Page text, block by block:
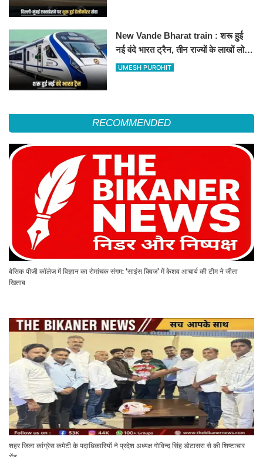
New Vande Bharat train : शरू हुई
नई वंदे भारत ट्रैन, तीन राज्यों के लाखों लोगों
का सफर होगा आसान, देखें पूरा रूटमैप
UMESH PUROHIT
RECOMMENDED
बेसिक पीजी कॉलेज में विज्ञान का रोमांचक संगम: ‘साइंस क्विज’ में केशव आचार्य की टीम ने जीता
खिताब
शहर जिला कांग्रेस कमेटी के पदाधिकारियों ने प्रदेश अध्यक्ष गोविन्द सिंह डोटासरा से की शिष्टाचार